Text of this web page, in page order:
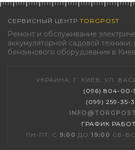
СЕРВИСНЫЙ ЦЕНТР TORGPOST
Ремонт и обслуживание
аккумуляторной садовой
бензинового оборудования в
УКРАИНА, Г. КИЕВ, УЛ.
(096) 804-00-
(099) 259-35-
ГРАФИК
ПН-ПТ: С 9:00 ДО 19:00 СБ-